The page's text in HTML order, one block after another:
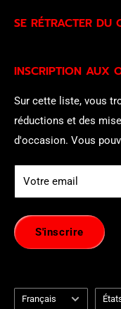
INSCRIPTION AUX
Sur cette liste, vous
réductions et des
d'occasion. Vous
Votre email
S'inscrire
notrepolitique de
commerciale.
SE RÉTRACTER DU
légal de rétractation
Langue
Français